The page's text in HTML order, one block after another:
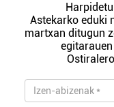
Astekarko eduki
martxan ditugun